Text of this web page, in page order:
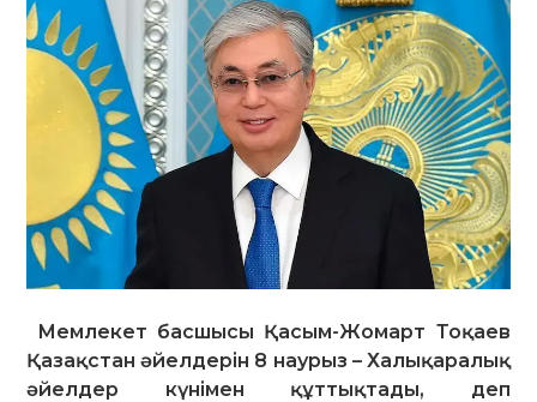
Мемлекет басшысы Қасым-Жомарт Тоқаев
Қазақстан әйелдерін 8 наурыз – Халықаралық
әйелдер күнімен құттықтады, деп